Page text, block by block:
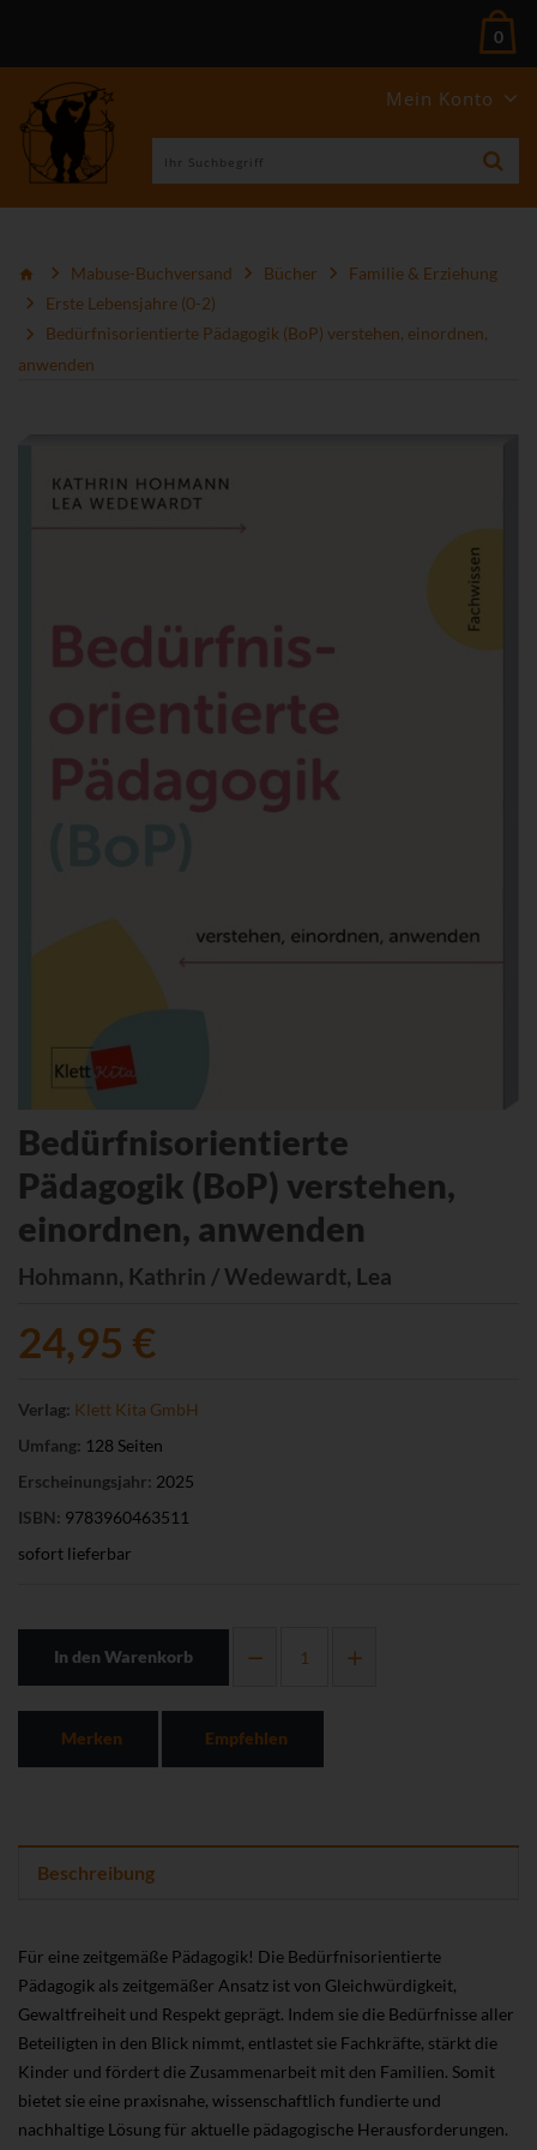
Mein Konto
0
Mabuse-Buchversand Bücher
Familie & Erziehung
Erste Lebensjahre (0-2)
Bedürfnisorientierte Pädagogik (BoP) verstehen, einordnen,
anwenden
Bedürfnisorientierte
Pädagogik (BoP) verstehen,
einordnen, anwenden
Hohmann, Kathrin / Wedewardt, Lea
24,95 €
Verlag: Klett Kita GmbH
Umfang: 128 Seiten
Erscheinungsjahr: 2025
ISBN: 9783960463511
sofort lieferbar
In den Warenkorb
Merken Empfehlen
Beschreibung
Für eine zeitgemäße Pädagogik! Die Bedürfnisorientierte
Pädagogik als zeitgemäßer Ansatz ist von Gleichwürdigkeit,
Gewaltfreiheit und Respekt geprägt. Indem sie die Bedürfnisse aller
Beteiligten in den Blick nimmt, entlastet sie Fachkräfte, stärkt die
Kinder und fördert die Zusammenarbeit mit den Familien. Somit
bietet sie eine praxisnahe, wissenschaftlich fundierte und
nachhaltige Lösung für aktuelle pädagogische Herausforderungen.